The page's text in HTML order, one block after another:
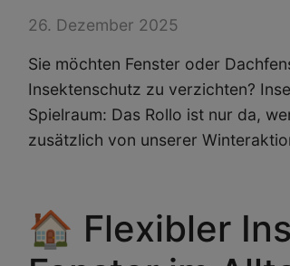
26. Dezember 2025
Sie möchten Fenster oder
Insektenschutz zu verzichten?
Spielraum: Das Rollo ist nur da,
zusätzlich von unserer
🏠 Flexibler